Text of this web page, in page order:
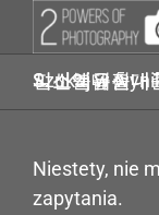
Przejdź
Szukaj w wynikach: 탤ㄹH그램 Banonpi 모바일당일소액대출내구제 근로자긴급재난지원자금
Niestety, nie
zapytania.